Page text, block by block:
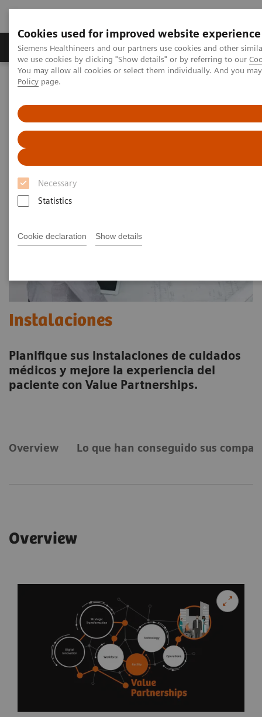
Cookies used for improved website experience
Siemens Healthineers and our partners use cookies and other
we use cookies by clicking "Show details" or by referring to our
You may allow all cookies or select them individually. And you
Policy page.
Necessary
Statistics
Cookie declaration Show details
Productos y servicios Especialidades Clínicas
Siemens Healthineers Latinoamérica
Portfolio de Value Partnerships Enterprise Services - Siemens
Healthineers
Planificación de instalaciones sanitarias Value Partnerships-
Siemens Healthineers
Instalaciones
Planifique sus instalaciones de cuidados
médicos y mejore la experiencia del
paciente con Value Partnerships.
Overview Lo que han conseguido sus
Overview